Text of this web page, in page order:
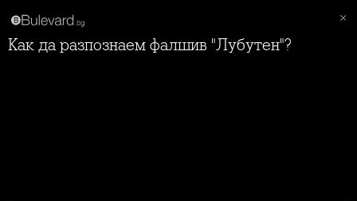
Как да разпознаем фалшив "Лубутен"?